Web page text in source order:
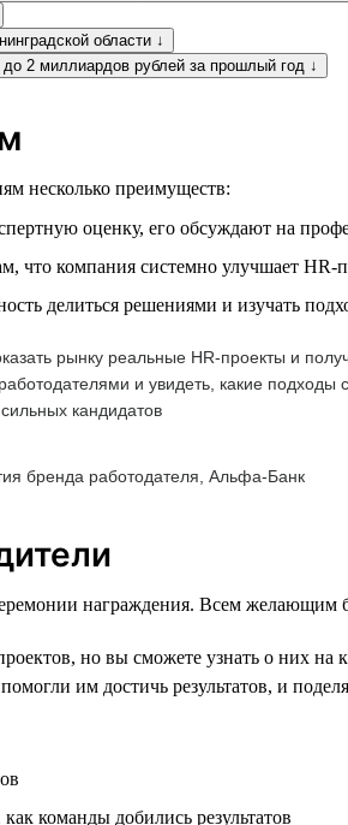
области ↓
2 миллиардов рублей за прошлый год ↓
несколько преимуществ:
оценку, его обсуждают на
что компания системно улучшает HR-
делиться решениями и изучать
рынку реальные HR-проекты и
и увидеть, какие
кандидатов
бренда работодателя, Альфа-Банк
награждения. Всем желающим
но вы сможете узнать о них
им достичь результатов, и
команды добились результатов